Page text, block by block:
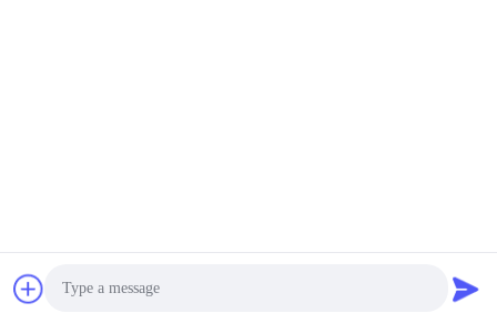
Material Co., Ltd. Alle Rechte vorbehalten.